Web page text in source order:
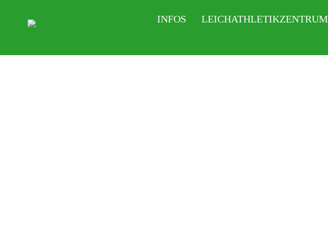
INFOS LEICHATHLETIKZENTRUM